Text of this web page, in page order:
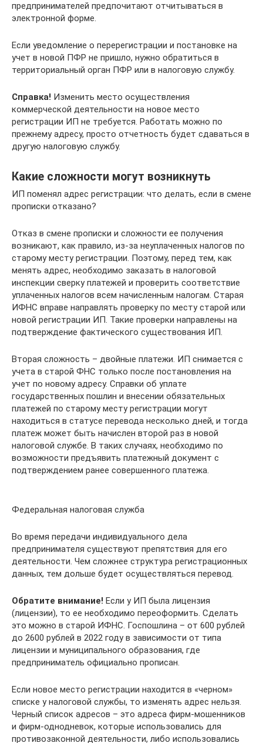
предпринимателей предпочитают отчитываться в
электронной форме.
Если уведомление о перерегистрации и постановке на
учет в новой ПФР не пришло, нужно обратиться в
территориальный орган ПФР или в налоговую службу.
Справка! Изменить место осуществления
коммерческой деятельности на новое место
регистрации ИП не требуется. Работать можно по
прежнему адресу, просто отчетность будет сдаваться в
другую налоговую службу.
Какие сложности могут возникнуть
ИП поменял адрес регистрации: что делать, если в смене
прописки отказано?
Отказ в смене прописки и сложности ее получения
возникают, как правило, из-за неуплаченных налогов по
старому месту регистрации. Поэтому, перед тем, как
менять адрес, необходимо заказать в налоговой
инспекции сверку платежей и проверить соответствие
уплаченных налогов всем начисленным налогам. Старая
ИФНС вправе направлять проверку по месту старой или
новой регистрации ИП. Такие проверки направлены на
подтверждение фактического существования ИП.
Вторая сложность – двойные платежи. ИП снимается с
учета в старой ФНС только после постановления на
учет по новому адресу. Справки об уплате
государственных пошлин и внесении обязательных
платежей по старому месту регистрации могут
находиться в статусе перевода несколько дней, и тогда
платеж может быть начислен второй раз в новой
налоговой службе. В таких случаях, необходимо по
возможности предъявить платежный документ с
подтверждением ранее совершенного платежа.
Федеральная налоговая служба
Во время передачи индивидуального дела
предпринимателя существуют препятствия для его
деятельности. Чем сложнее структура регистрационных
данных, тем дольше будет осуществляться перевод.
Обратите внимание! Если у ИП была лицензия
(лицензии), то ее необходимо переоформить. Сделать
это можно в старой ИФНС. Госпошлина – от 600 рублей
до 2600 рублей в 2022 году в зависимости от типа
лицензии и муниципального образования, где
предприниматель официально прописан.
Если новое место регистрации находится в «черном»
списке у налоговой службы, то изменять адрес нельзя.
Черный список адресов – это адреса фирм-мошенников
и фирм-однодневок, которые использовались для
противозаконной деятельности, либо использовались